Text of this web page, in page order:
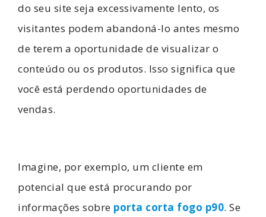
do seu site seja excessivamente lento, os
visitantes podem abandoná-lo antes mesmo
de terem a oportunidade de visualizar o
conteúdo ou os produtos. Isso significa que
você está perdendo oportunidades de
vendas.
Imagine, por exemplo, um cliente em
potencial que está procurando por
informações sobre porta corta fogo p90. Se